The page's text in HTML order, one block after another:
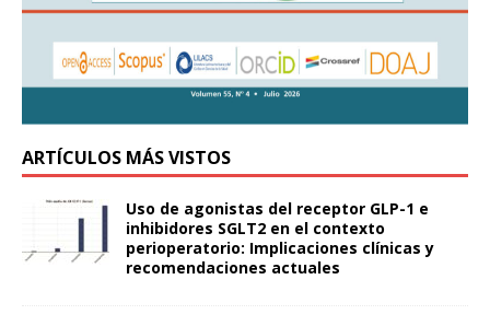
ARTÍCULOS MÁS VISTOS
Uso de agonistas del receptor GLP-1 e
inhibidores SGLT2 en el contexto
perioperatorio: Implicaciones clínicas y
recomendaciones actuales